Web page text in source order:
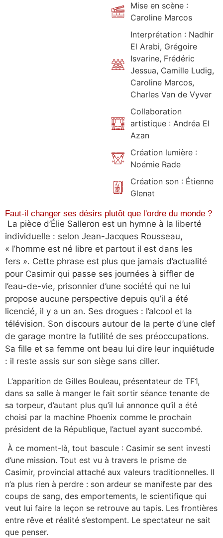
Mise en scène :
Caroline Marcos
Interprétation : Nadhir
El Arabi, Grégoire
Isvarine, Frédéric
Jessua, Camille Ludig,
Caroline Marcos,
Charles Van de Vyver
Collaboration
artistique : Andréa El
Azan
Création lumière :
Noémie Rade
Création son : Étienne
Glenat
Faut-il changer ses désirs plutôt que l'ordre du monde ?
La pièce d’Élie Salleron est un hymne à la liberté
individuelle : selon Jean-Jacques Rousseau,
« l’homme est né libre et partout il est dans les
fers ». Cette phrase est plus que jamais d’actualité
pour Casimir qui passe ses journées à siffler de
l’eau-de-vie, prisonnier d’une société qui ne lui
propose aucune perspective depuis qu’il a été
licencié, il y a un an. Ses drogues : l’alcool et la
télévision. Son discours autour de la perte d’une clef
de garage montre la futilité de ses préoccupations.
Sa fille et sa femme ont beau lui dire leur inquiétude
: il reste assis sur son siège sans ciller.
L’apparition de Gilles Bouleau, présentateur de TF1,
dans sa salle à manger le fait sortir séance tenante de
sa torpeur, d’autant plus qu’il lui annonce qu’il a été
choisi par la machine Phoenix comme le prochain
président de la République, l’actuel ayant succombé.
À ce moment-là, tout bascule : Casimir se sent investi
d’une mission. Tout est vu à travers le prisme de
Casimir, provincial attaché aux valeurs traditionnelles. Il
n’a plus rien à perdre : son ardeur se manifeste par des
coups de sang, des emportements, le scientifique qui
veut lui faire la leçon se retrouve au tapis. Les frontières
entre rêve et réalité s’estompent. Le spectateur ne sait
que penser.